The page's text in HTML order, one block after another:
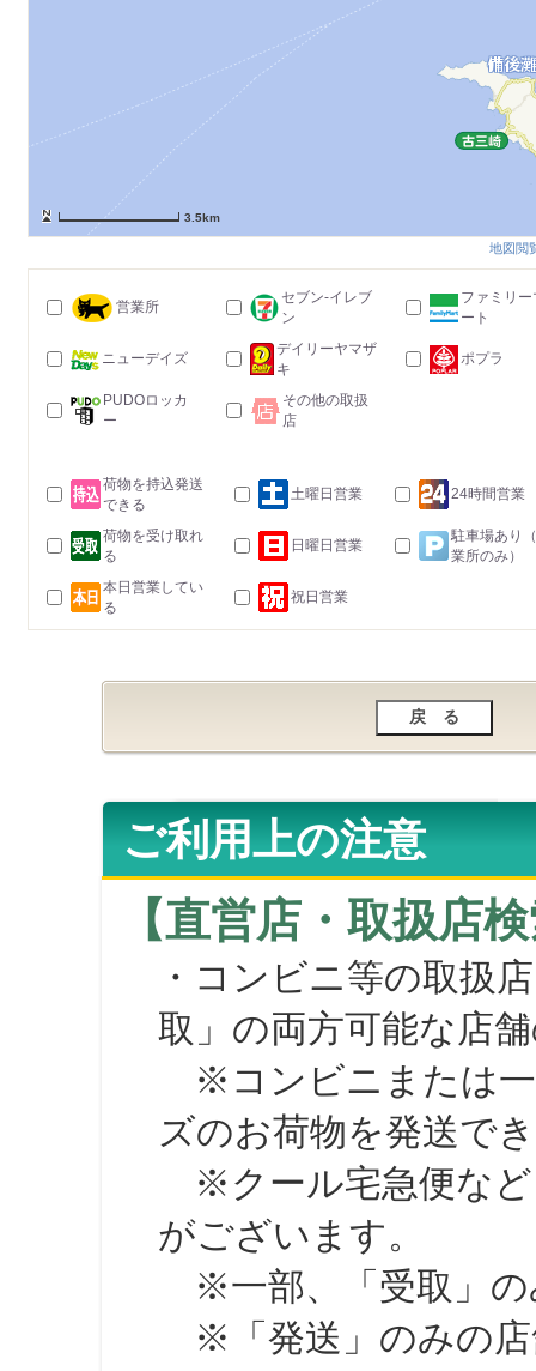
3.5km
地図閲
営業所
セブン-イレブ
ン
ファミリー
ート
ニューデイズ
デイリーヤマザ
キ
ポプラ
PUDOロッカ
ー
その他の取扱
店
荷物を持込発送
できる
土曜日営業 24時間営業
荷物を受け取れ
る
日曜日営業
駐車場あり
業所のみ）
本日営業してい
る
祝日営業
ご利用上の注意
【直営店・取扱店
・コンビニ等の取扱
取」の両方可能な店
※コンビニまたは一
ズのお荷物を発送で
※クール宅急便など
がございます。
※一部、「受取」の
※「発送」のみの店